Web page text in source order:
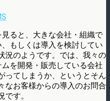
ると、大きな会社・組織で
もしくは導入を検討してい
況のようです。では、我々の
を開発・販売している会社
ってしまうか、というとそん
なお客様からの導入のお問合
す。